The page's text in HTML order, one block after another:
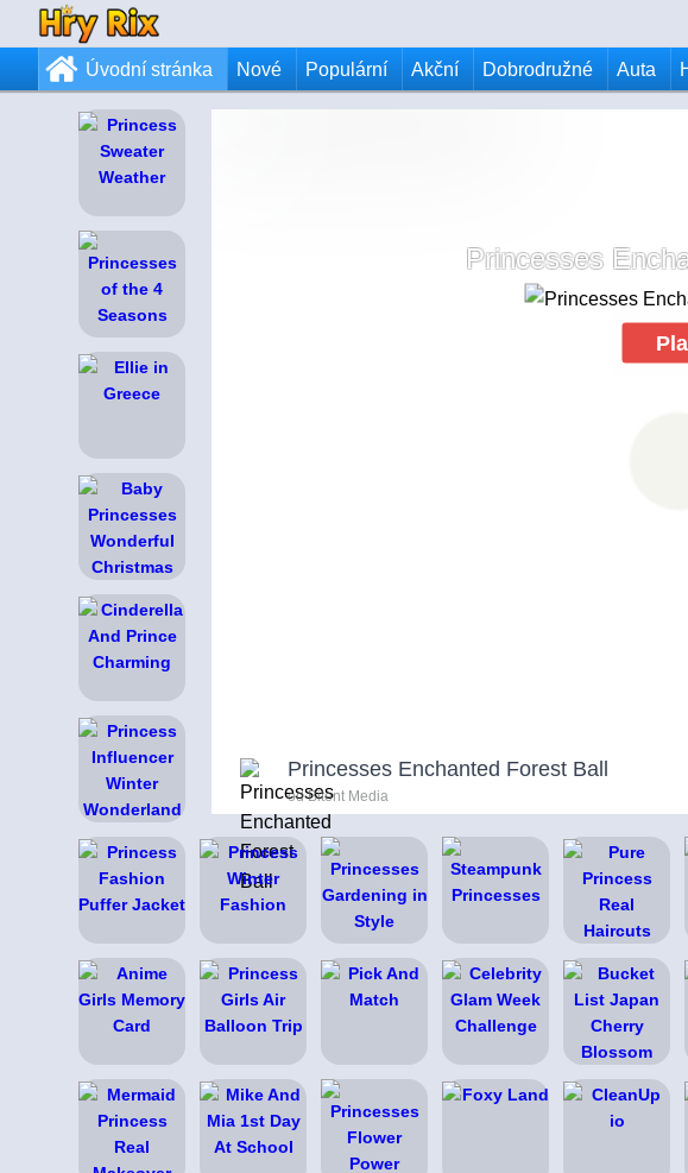
Úvodní stránka Nové Populární Akční Dobrodružné Auta
Princesses
Princesses Enchanted Forest Ball
od Bitent Media